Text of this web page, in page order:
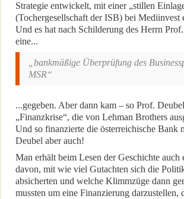
Strategie entwickelt, mit einer „stillen
(Tochergesellschaft der ISB) bei Mediinvest
Und es hat nach Schilderung des Herrn
eine...
„bankmäßige Überprüfung des
MSR“
...gegeben. Aber dann kam – so Prof.
„Finanzkrise“, die von Lehman Brothers
Und so finanzierte die österreichische Bank
Deubel aber auch!
Man erhält beim Lesen der Geschichte auch
davon, mit wie viel Gutachten sich die
absicherten und welche Klimmzüge dann
mussten um eine Finanzierung darzustellen,